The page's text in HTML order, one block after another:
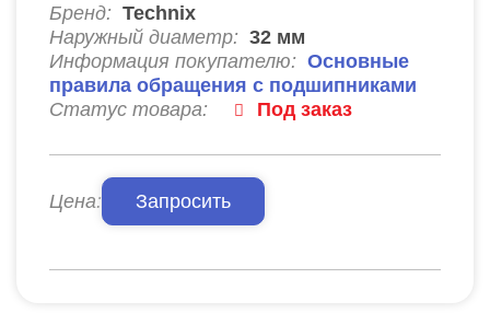
Бренд: Technix
Наружный диаметр: 32 мм
Информация покупателю: Основные
правила обращения с подшипниками
Статус товара:
Под заказ
Цена: Запросить